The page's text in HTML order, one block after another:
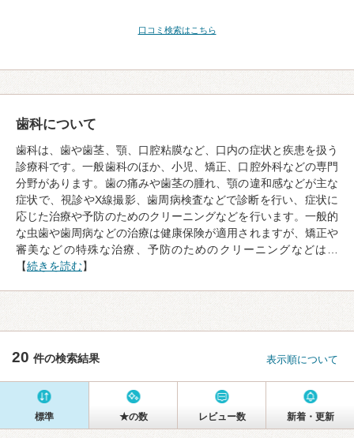
口コミ検索はこちら
歯科について
歯科は、歯や歯茎、顎、口腔粘膜など、口内の症状と疾患を扱う
診療科です。一般歯科のほか、小児、矯正、口腔外科などの専門
分野があります。歯の痛みや歯茎の腫れ、顎の違和感などが主な
症状で、視診やX線撮影、歯周病検査などで診断を行い、症状に
応じた治療や予防のためのクリーニングなどを行います。一般的
な虫歯や歯周病などの治療は健康保険が適用されますが、矯正や
審美などの特殊な治療、予防のためのクリーニングなどは…
【続きを読む】
20 件の検索結果 表示順について
標準 ★の数 レビュー数 新着・更新